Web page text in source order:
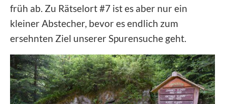
früh ab. Zu Rätselort #7 ist es aber nur ein
kleiner Abstecher, bevor es endlich zum
ersehnten Ziel unserer Spurensuche geht.